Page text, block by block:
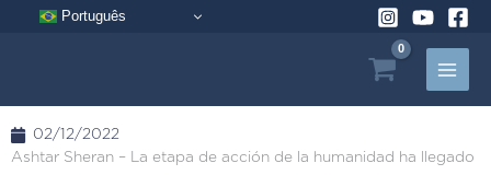
Português
02/12/2022
Ashtar Sheran – La etapa de acción de la humanidad ha llegado